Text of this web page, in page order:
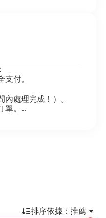
支付。
內處理完成！）。
。
法取消或更改。
排序依據： 推薦